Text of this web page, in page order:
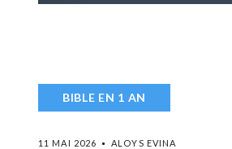
BIBLE EN 1 AN
11 MAI 2026 ALOYS EVINA